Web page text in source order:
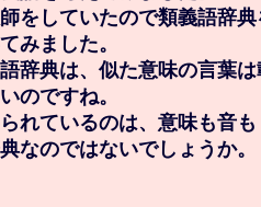
をしていたので類義語辞
みました。
辞典は、似た意味の言葉
のですね。
れているのは、意味も音
なのではないでしょうか。